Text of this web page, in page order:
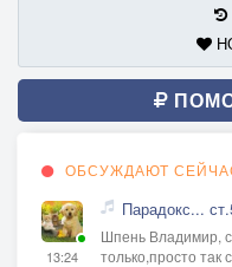
ОБСУЖДАЮТ
13:24
Парадокс...
Шпень Владимир,
только,просто так